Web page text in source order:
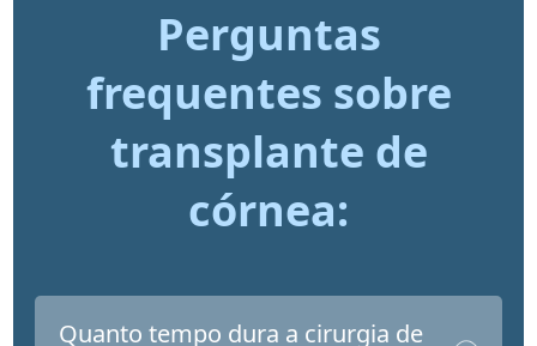
Perguntas
frequentes sobre
transplante de
córnea:
Quanto tempo dura a cirurgia de